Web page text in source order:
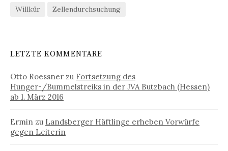
Willkür
Zellendurchsuchung
LETZTE KOMMENTARE
Otto Roessner zu Fortsetzung des
Hunger-/Bummelstreiks in der JVA Butzbach (Hessen)
ab 1. März 2016
Ermin zu Landsberger Häftlinge erheben Vorwürfe
gegen Leiterin